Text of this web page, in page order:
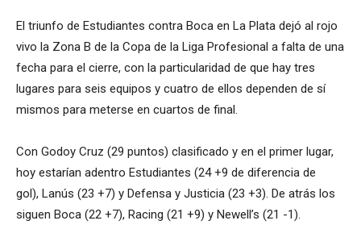
El triunfo de Estudiantes contra Boca en La Plata dejó al rojo
vivo la Zona B de la Copa de la Liga Profesional a falta de una
fecha para el cierre, con la particularidad de que hay tres
lugares para seis equipos y cuatro de ellos dependen de sí
mismos para meterse en cuartos de final.
Con Godoy Cruz (29 puntos) clasificado y en el primer lugar,
hoy estarían adentro Estudiantes (24 +9 de diferencia de
gol), Lanús (23 +7) y Defensa y Justicia (23 +3). De atrás los
siguen Boca (22 +7), Racing (21 +9) y Newell’s (21 -1).